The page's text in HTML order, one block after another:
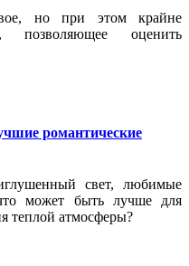
но при этом крайне
позволяющее оценить
романтические
свет, любимые
может быть лучше для
теплой атмосферы?